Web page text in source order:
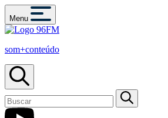
Menu
som+conteúdo